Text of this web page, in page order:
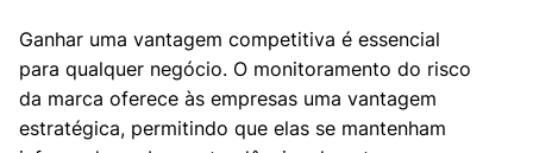
Ganhar uma vantagem competitiva é essencial
para qualquer negócio. O monitoramento do risco
da marca oferece às empresas uma vantagem
estratégica, permitindo que elas se mantenham